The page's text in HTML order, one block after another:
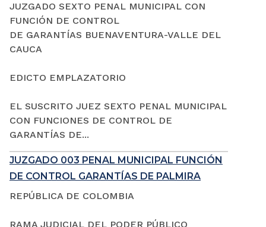
JUZGADO SEXTO PENAL MUNICIPAL CON
FUNCIÓN DE CONTROL
DE GARANTÍAS BUENAVENTURA-VALLE DEL
CAUCA
EDICTO EMPLAZATORIO
EL SUSCRITO JUEZ SEXTO PENAL MUNICIPAL
CON FUNCIONES DE CONTROL DE
GARANTÍAS DE...
JUZGADO 003 PENAL MUNICIPAL FUNCIÓN
DE CONTROL GARANTÍAS DE PALMIRA
REPÚBLICA DE COLOMBIA
RAMA JUDICIAL DEL PODER PÚBLICO